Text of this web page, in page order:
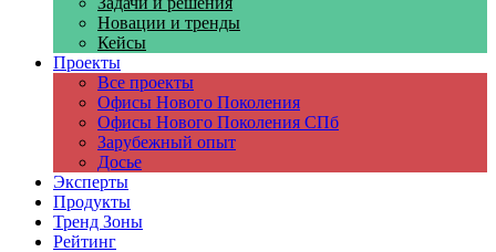
Новации и тренды
Кейсы
Проекты
Все проекты
Офисы Нового Поколения
Офисы Нового Поколения СПб
Зарубежный опыт
Досье
Эксперты
Продукты
Тренд Зоны
Рейтинг